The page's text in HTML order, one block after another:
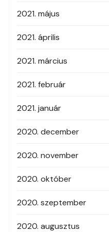
2021. május
2021. április
2021. március
2021. február
2021. január
2020. december
2020. november
2020. október
2020. szeptember
2020. augusztus